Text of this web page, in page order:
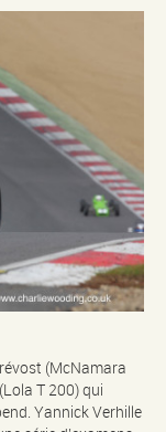
(McNamara
T 200) qui
Yannick Verhille